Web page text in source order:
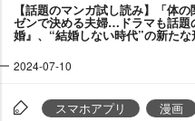
【話題のマンガ試し読み】「体
ゼンで決める夫婦…ドラマも話題
婚』、“結婚しない時代”の新たな
2024-07-10
スマホアプリ 漫画